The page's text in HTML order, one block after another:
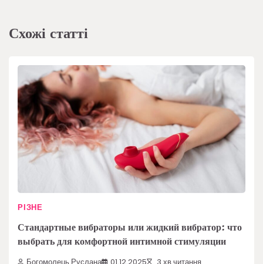
Схожі статті
РІЗНЕ
Стандартные вибраторы или жидкий вибратор: что
выбрать для комфортной интимной стимуляции
Богомолець Руслана 01.12.2025 3 хв читання